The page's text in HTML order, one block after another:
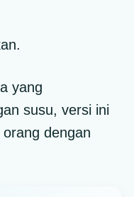
yang
susu, versi ini
dengan